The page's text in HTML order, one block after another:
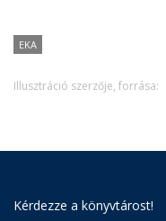
EKA
Illusztráció szerzője, forrása:
Kérdezze a könyvtárost!